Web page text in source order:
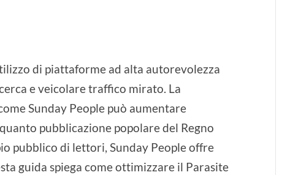
di piattaforme ad alta autorevolezza
e veicolare traffico mirato. La
Sunday People può aumentare
pubblicazione popolare del Regno
pubblico di lettori, Sunday People offre
guida spiega come ottimizzare il Parasite